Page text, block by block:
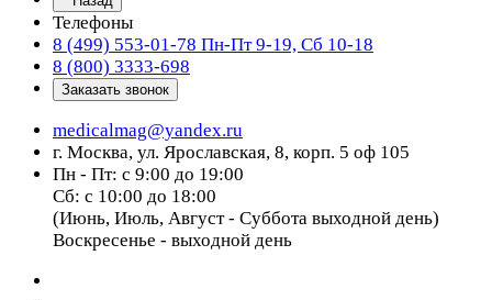
Телефоны
8 (499) 553-01-78 Пн-Пт 9-19, Сб 10-18
8 (800) 3333-698
Заказать звонок
medicalmag@yandex.ru
г. Москва, ул. Ярославская, 8, корп. 5 оф 105
Пн - Пт: с 9:00 до 19:00
Сб: с 10:00 до 18:00
(Июнь, Июль, Август - Суббота выходной день)
Воскресенье - выходной день